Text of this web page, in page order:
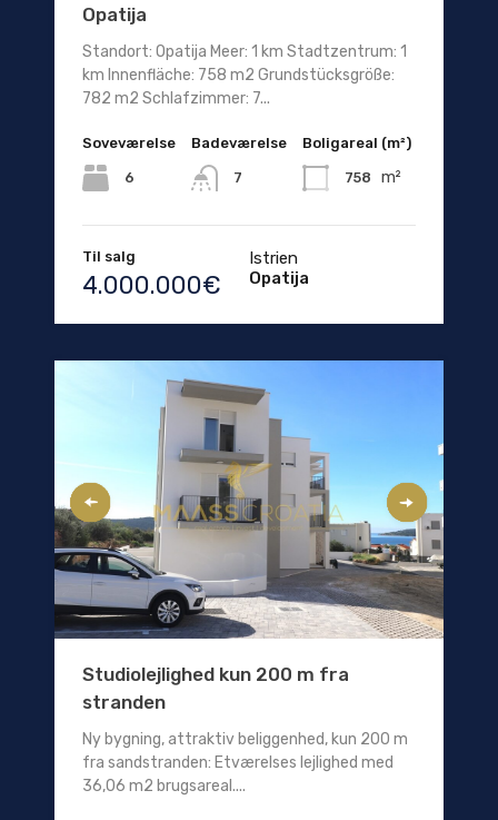
Opatija
Standort: Opatija Meer: 1 km Stadtzentrum: 1
km Innenfläche: 758 m2 Grundstücksgröße:
782 m2 Schlafzimmer: 7...
Soveværelse
6
Badeværelse
7
Boligareal (m²)
758 m²
Til salg
4.000.000€
Istrien
Opatija
Studiolejlighed kun 200 m fra
stranden
Ny bygning, attraktiv beliggenhed, kun 200 m
fra sandstranden: Etværelses lejlighed med
36,06 m2 brugsareal....